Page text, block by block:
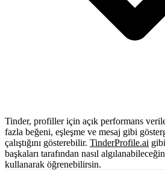
Tinder, profiller için açık performans
fazla beğeni, eşleşme ve mesaj gibi
çalıştığını gösterebilir. TinderProfile.ai
başkaları tarafından nasıl
kullanarak öğrenebilirsin.